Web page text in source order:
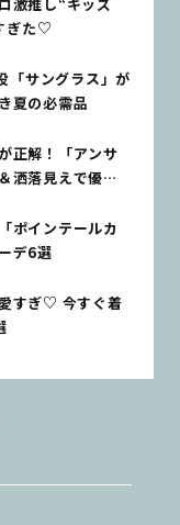
ぎた♡
「サングラス」が
夏の必需品
正解！「アンサ
洒落見えで優秀
ポインテールカ
デ6選
すぎ♡ 今すぐ着